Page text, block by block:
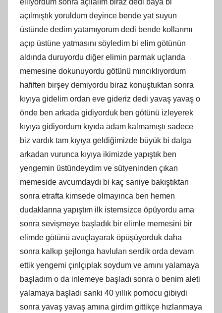
açılmıştık yoruldum deyince bende yat suyun
üstünde dedim yatamıyorum dedi bende kollarımı
açıp üstüne yatmasını söyledim bi elim götünün
aldında duruyordu diğer elimin parmak uçlarıda
memesine dokunuyordu götünü mıncıklıyordum
hafiften birşey demiyordu biraz konuştuktan sonra
kıyıya gidelim ordan eve gideriz dedi yavaş yavaş o
önde ben arkada gidiyorduk ben götünü izleyerek
kıyıya gidiyordum kıyıda adam kalmamıştı sadece
biz vardık tam kıyıya geldiğimizde büyük bi dalga
arkadan vurunca kıyıya ikimizde yapıştık ben
yengemin üstündeydim ve sütyeninden çıkan
memeside avcumdaydı bi kaç saniye bakıştıktan
sonra etrafta kimsede olmayınca ben hemen
dudaklarına yapıştım ilk istemsizce öpüyordu ama
sonra sevişmeye başladık bir elimle memesini bir
elimde götünü avuçlayarak öpüşüyorduk daha
sonra kalkıp şejlonga havluları serdik orda devam
ettik yengemi çırılçıplak soydum ve amını yalamaya
başladım o da inlemeye başladı sonra o benim aleti
yalamaya başladı sanki 40 yıllık pornocu gibiydi
sonra yavaş yavaş amına girdim gittikçe hızlanmaya